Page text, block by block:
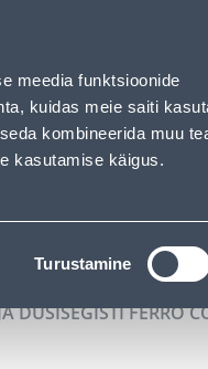
meedia funktsioonide
kuidas meie saiti
kombineerida muu
kasutamise käigus.
Turustamine
Logi sisse
DUŠISEGISTI FERRO